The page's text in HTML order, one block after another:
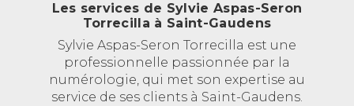
Les services de Sylvie Aspas-Seron
Torrecilla à Saint-Gaudens
Sylvie Aspas-Seron Torrecilla est une
professionnelle passionnée par la
numérologie, qui met son expertise au
service de ses clients à Saint-Gaudens.